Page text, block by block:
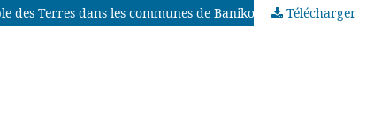
Télécharger